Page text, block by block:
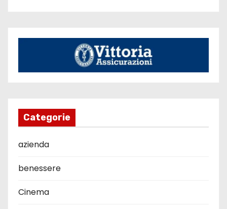
Categorie
azienda
benessere
Cinema